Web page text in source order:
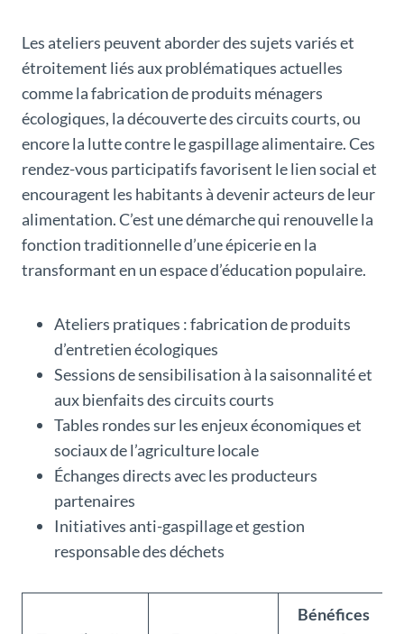
Les ateliers peuvent aborder des sujets variés et
étroitement liés aux problématiques actuelles
comme la fabrication de produits ménagers
écologiques, la découverte des circuits courts, ou
encore la lutte contre le gaspillage alimentaire. Ces
rendez-vous participatifs favorisent le lien social et
encouragent les habitants à devenir acteurs de leur
alimentation. C’est une démarche qui renouvelle la
fonction traditionnelle d’une épicerie en la
transformant en un espace d’éducation populaire.
Ateliers pratiques : fabrication de produits
d’entretien écologiques
Sessions de sensibilisation à la saisonnalité et
aux bienfaits des circuits courts
Tables rondes sur les enjeux économiques et
sociaux de l’agriculture locale
Échanges directs avec les producteurs
partenaires
Initiatives anti-gaspillage et gestion
responsable des déchets
Bénéfices